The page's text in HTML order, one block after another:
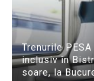
Trenurile
inclusiv în
soare, la